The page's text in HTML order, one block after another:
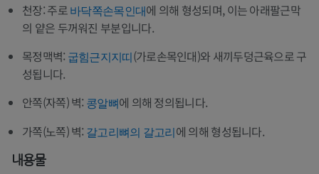
천장: 주로바닥쪽손목인대에 의해 형성되며, 이는 아래팔근막
의 얕은 두꺼워진 부분입니다.
목정맥벽: 굽힘근지지띠(가로손목인대)와 새끼두덩근육으로 구
성됩니다.
안쪽(자쪽) 벽: 콩알뼈에 의해 정의됩니다.
가쪽(노쪽) 벽: 갈고리뼈의 갈고리에 의해 형성됩니다.
내용물